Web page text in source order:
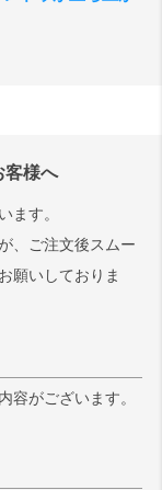
客様へ
ます。
、ご注文後スムー
願いしておりま
容がございます。